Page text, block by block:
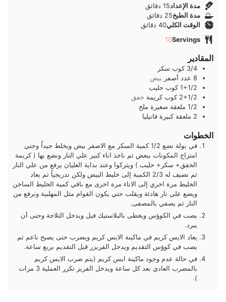
مدة الإعداد15دقائق
دقائق
مدة الطبخ25 دقائق
دقائق
الوقت الكلي40دقائق
دقائق
Servings
10
المقادير
3/4 كوب سكر
8 عدد أصفر بيض
1+1/2 كوب حليب
2+1/2 كوب كريمة خفق
1/2 ملعقة صغيرة ملح
2 ملعقة كبيرة فانيليا
الخطوات
في بولة نضع 1/2 كمية السكر مع الاصفر بيض ويخلط جيداُ وحتي
امتزاج المكونات ببعض ثم ناخذ اناء كبير علي النار ونضع بها ( كريمة
الخفق+ سكر+ حليب ) ويتركوا وعند بداية الغليان يرفع من علي النار
ثم نضيف له 2/3 الكمية إلى خليط البيض ولكن تدريجياً ثم يعاد
الخليط مرة اخري إلى الاناء مرة اخرى مع باقي كمية الخليط الساخن
ويضع علي نار هادئة ويقلب حتي يكون القوام مثل المهلبية ونرفع من
النار ثم يصفي بالمصفى.
يصب في الكوؤس ويغطى بالبلاستيك فيل ويدخل الثلاجة وحتى أن
يبرد.
يعاد الايس كريم في ماكينة الايس كريم ويضرب حتى يصبح ناعم ثم
يصب في كوؤس التقديم ويدخل الفريزر قبل التقديم بربع ساعة.
في حالة عدم وجود ماكينة ايس كريم (يتم ضرب الايس كريم
بالمضرب العادي بعد كل ساعة ويدخل الفريز تكرر العملية 3 مرات
).